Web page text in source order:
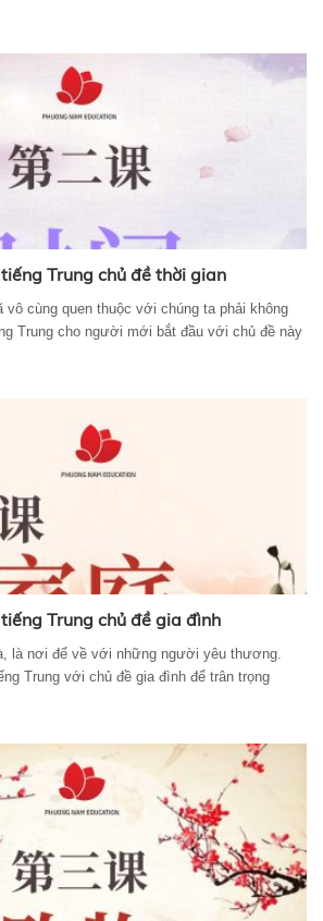
Trung chủ đề thời gian
vô cùng quen thuộc với chúng ta phải không
Trung cho người mới bắt đầu với chủ đề này
Trung chủ đề gia đình
là nơi để về với những người yêu thương.
Trung với chủ đề gia đình để trân trọng